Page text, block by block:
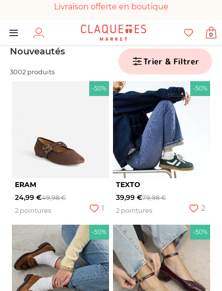
Livraison offerte en boutique
Paiement 100% sécurisé
Chaussures garanties en parfait état
0
Nouveautés
3002 produits
Trier & Filtrer
-50%
ERAM
24,99 €49,98 €
2 pointures
1
-50%
TEXTO
39,99 €79,98 €
2 pointures
2
-50% -50%